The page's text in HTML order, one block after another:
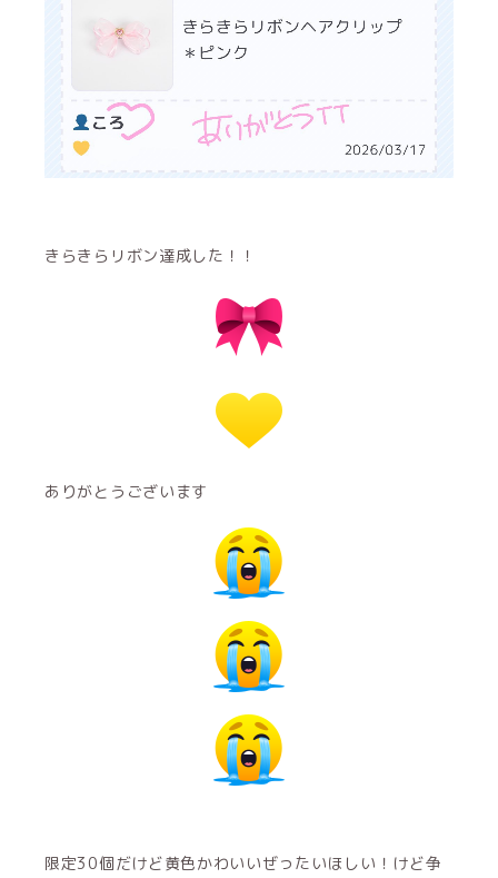
きらきらリボン達成した！！
ありがとうございます
限定30個だけど黄色かわいいぜったいほしい！けど争